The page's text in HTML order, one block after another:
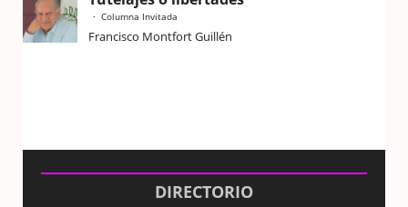
Columna Invitada
Francisco Montfort Guillén
DIRECTORIO